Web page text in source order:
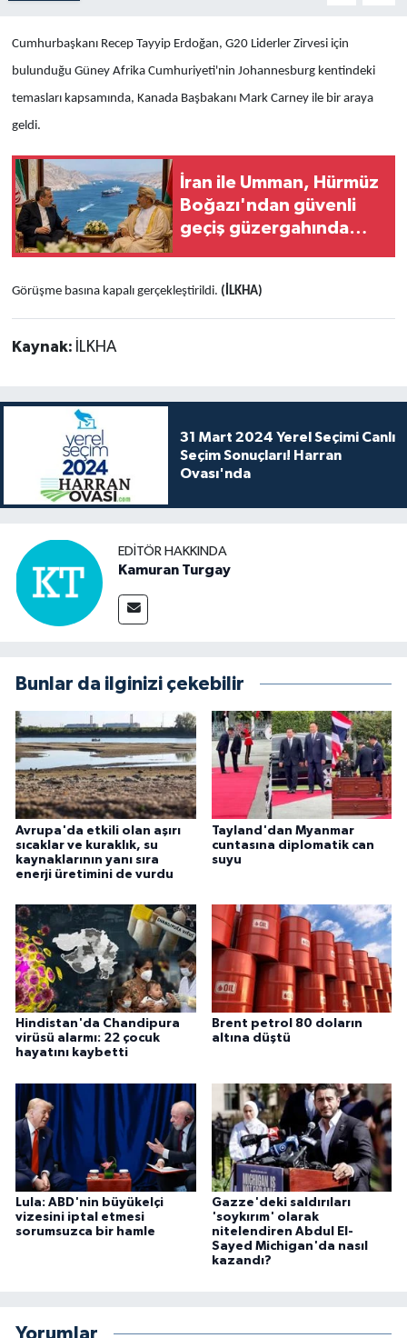
Cumhurbaşkanı Recep Tayyip Erdoğan, G20 Liderler Zirvesi için
bulunduğu Güney Afrika Cumhuriyeti'nin Johannesburg kentindeki
temasları kapsamında, Kanada Başbakanı Mark Carney ile bir araya
geldi.
İran ile Umman, Hürmüz
Boğazı'ndan güvenli
geçiş güzergahında
Görüşme basına kapalı gerçekleştirildi. (İLKHA)
Kaynak: İLKHA
31 Mart 2024 Yerel Seçimi Canlı
Seçim Sonuçları! Harran
Ovası'nda
EDITÖR HAKKINDA
Kamuran Turgay
Bunlar da ilginizi çekebilir
Avrupa'da etkili olan aşırı
sıcaklar ve kuraklık, su
kaynaklarının yanı sıra
enerji üretimini de vurdu
Tayland'dan Myanmar
cuntasına diplomatik can
suyu
Hindistan'da Chandipura
virüsü alarmı: 22 çocuk
hayatını kaybetti
Brent petrol 80 doların
altına düştü
Lula: ABD'nin büyükelçi
vizesini iptal etmesi
sorumsuzca bir hamle
Gazze'deki saldırıları
'soykırım' olarak
nitelendiren Abdul El-
Sayed Michigan'da nasıl
kazandı?
Yorumlar